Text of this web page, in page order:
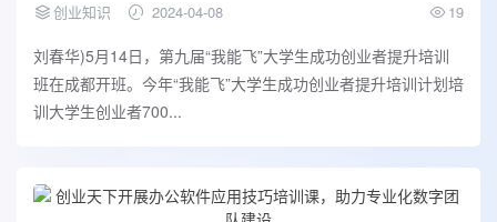
创业知识 2024-04-08 19
刘春华)5月14日，第九届“我能飞”大学生成功创业者提升培训
班在成都开班。今年“我能飞”大学生成功创业者提升培训计划培
训大学生创业者700...